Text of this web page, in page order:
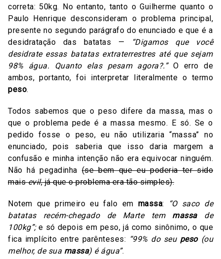
correta: 50kg. No entanto, tanto o Guilherme quanto o
Paulo Henrique desconsideram o problema principal,
presente no segundo parágrafo do enunciado e que é a
desidratação das batatas —
“Digamos que você
desidrate essas batatas extraterrestres até que sejam
98% água. Quanto elas pesam agora?.”O erro de
ambos, portanto, foi interpretar literalmente o termo
peso.
Todos sabemos que o peso difere da massa, mas o
que o problema pede é a massa mesmo. E só. Se o
pedido fosse o peso, eu não utilizaria “massa” no
enunciado, pois saberia que isso daria margem a
confusão e minha intenção não era equivocar ninguém.
Não há pegadinha(se bem que eu poderia ter sido
maisevil, já que o problema era tão simples).
Notem que primeiro eu falo em massa:
“O saco de
batatas recém-chegado de Marte tem massade
100kg”;e só depois em peso, já como sinônimo, o que
fica implícito entre parênteses: “99% do seu peso(ou
melhor, de sua massa) é água”.